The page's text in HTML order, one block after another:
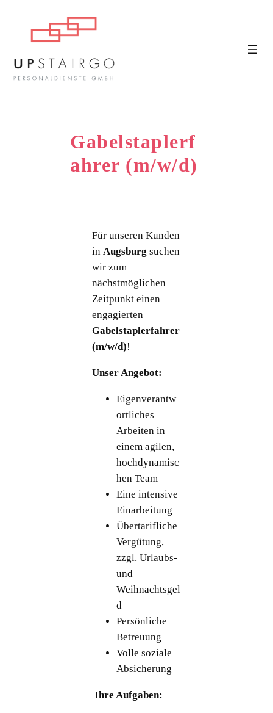
Gabelstaplerf
ahrer (m/w/d)
Für unseren Kunden
inAugsburg suchen
wir zum
nächstmöglichen
Zeitpunkt einen
engagierten
Gabelstaplerfahrer
(m/w/d)!
Unser Angebot:
Eigenverantw
ortliches
Arbeiten in
einem agilen,
hochdynamisc
hen Team
Eine intensive
Einarbeitung
Übertarifliche
Vergütung,
zzgl. Urlaubs-
und
Weihnachtsgel
d
Persönliche
Betreuung
Volle soziale
Absicherung
Ihre Aufgaben: